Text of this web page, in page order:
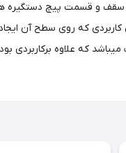
و قسمت پیچ دستگیره
که روی سطح آن